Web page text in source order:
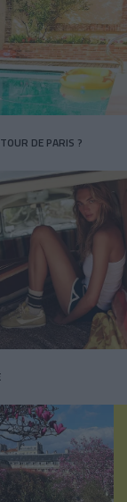
DE PARIS ?